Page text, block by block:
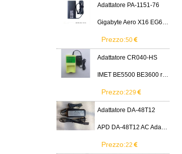
Adattatore PA-1151-76
Gigabyte Aero X16 EG61H RTX 5070 2WHA3USC64AH LITEON PA-1151-76 150W adapter
Prezzo:50
Adattatore CR040-HS
IMET BE5500 BE3600 remote control battery
Prezzo:229
Adattatore DA-48T12
APD DA-48T12 AC Adapter 12V 4A Power Supply Cord
Prezzo:22